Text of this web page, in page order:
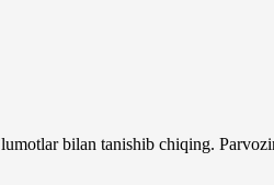
bilan tanishib chiqing.